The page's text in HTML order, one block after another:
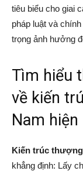
tiêu biểu cho giai
pháp luật và
trọng ảnh hưởng
Tìm hiểu
về kiến
Nam hiện
Kiến trúc
khẳng định: Lấy